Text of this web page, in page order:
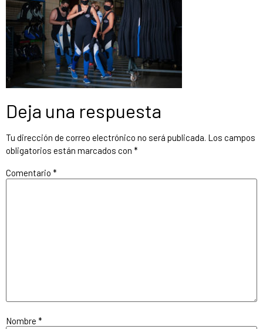
Deja una respuesta
Tu dirección de correo electrónico no será publicada. Los campos
obligatorios están marcados con *
Comentario *
Nombre *